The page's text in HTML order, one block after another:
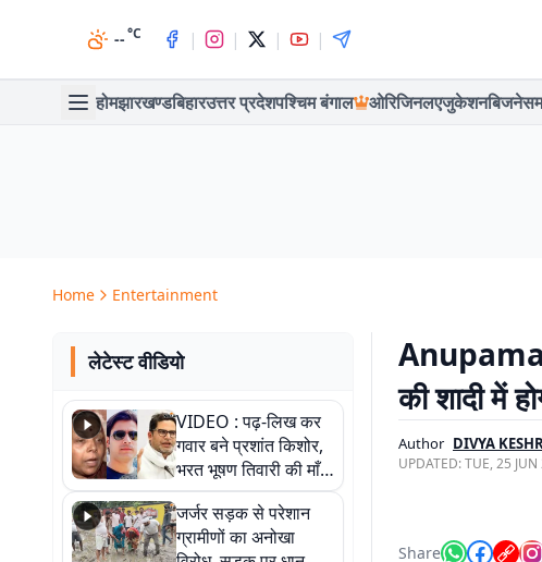
--°C | | | |
होमझारखण्डबिहारउत्तर प्रदेशपश्चिम बंगाल ओरिजिनलएजुकेशनबिजनेस
Home Entertainment
लेटेस्ट वीडियो
VIDEO : पढ़-लिख कर
गवार बने प्रशांत किशोर,
भरत भूषण तिवारी की माँ ने
कहा नहीं थी उम्मीद, बेटा
था तो किसी को बोलने की
नहीं थी हिम्मत
जर्जर सड़क से परेशान
ग्रामीणों का अनोखा
Anupama:
की शादी में
Author DIVYA
UPDATED:TUE, 25
Share